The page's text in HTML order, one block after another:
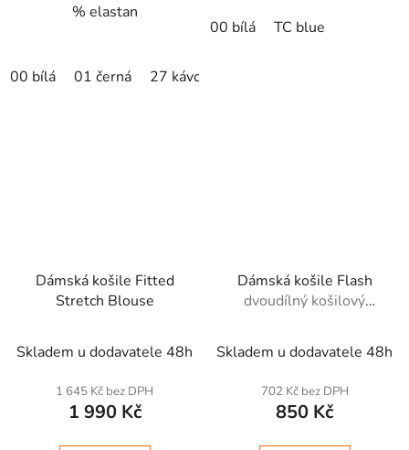
% elastan
00 bílá 01 černá 27 kávová
00 bílá TC blue
Dámská košile Fitted
Stretch Blouse
Skladem u dodavatele 48h
1 645 Kč bez DPH
1 990 Kč
Dámská košile Flash
dvoudílný košilový
Skladem u dodavatele 48h
702 Kč bez DPH
850 Kč